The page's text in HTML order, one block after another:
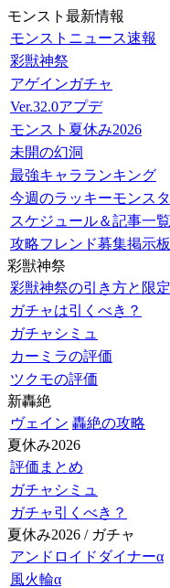
モンスト最新情報
モンストニュース速報
彩獣神祭
アゲインガチャ
Ver.32.0アプデ
モンスト夏休み2026
未開の幻洞
最強キャラランキング
今週のラッキーモンス
スケジュール＆記事一覧
攻略フレンド募集掲示板
彩獣神祭
彩獣神祭の引き方と限定
ガチャは引くべき？
ガチャシミュ
カーミラの評価
ツクモの評価
新轟絶
ヴェイン 轟絶の攻略
夏休み2026
評価まとめ
ガチャシミュ
ガチャ引くべき？
夏休み2026 / ガチャ
アンドロイドダイナーα
風火輪α